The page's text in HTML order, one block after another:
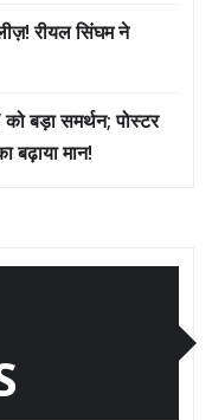
रीयल सिंघम ने
को बड़ा समर्थन; पोस्टर
बढ़ाया मान!